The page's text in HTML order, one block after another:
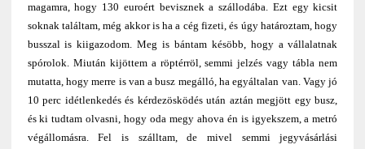
magamra, hogy 130 euroért bevisznek a szállodába. Ezt egy kicsit
soknak találtam, még akkor is ha a cég fizeti, és úgy határoztam, hogy
busszal is kiigazodom. Meg is bántam késöbb, hogy a vállalatnak
spórolok. Miután kijöttem a röptérröl, semmi jelzés vagy tábla nem
mutatta, hogy merre is van a busz megálló, ha egyáltalan van. Vagy jó
10 perc idétlenkedés és kérdezösködés után aztán megjött egy busz,
és ki tudtam olvasni, hogy oda megy ahova én is igyekszem, a metró
végállomásra. Fel is szálltam, de mivel semmi jegyvásárlási